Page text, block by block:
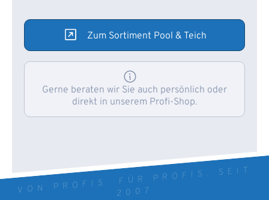
Zum Sortiment Pool & Teich
Gerne beraten wir Sie auch persönlich oder
direkt in unserem Profi-Shop.
VON PROFIS. FÜR PROFIS. SEIT
2007